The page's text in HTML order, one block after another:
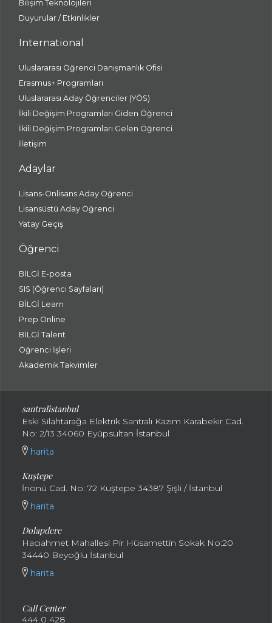
Bilişim Teknolojileri
Duyurular / Etkinlikler
International
Uluslararası Öğrenci Danışmanlık Ofisi
Erasmus+ Programları
Uluslararası Aday Öğrenciler (YÖS)
İkili Değişim Programları Giden Öğrenci
İkili Değişim Programları Gelen Öğrenci
İletişim
Adaylar
Lisans-Önlisans Aday Öğrenci
Lisansüstü Aday Öğrenci
Yatay Geçiş
Öğrenci
BİLGİ E-posta
SIS (Öğrenci Sayfaları)
BİLGİ Learn
Prep Online
BİLGİ Talent
Öğrenci İşleri
Akademik Takvimler
santralistanbul
Eski Silahtarağa Elektrik Santralı Kazım Karabekir Cad.
No: 2/13 34060 Eyüpsultan İstanbul
harita
Kuştepe
İnönü Cad. No: 72 Kuştepe 34387 Şişli / İstanbul
harita
Dolapdere
Hacıahmet Mahallesi Pir Hüsamettin Sokak No:20
34440 Beyoğlu İstanbul
harita
Call Center
444 0 428